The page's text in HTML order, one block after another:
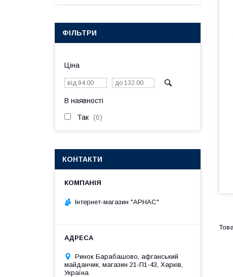
ФІЛЬТРИ
Ціна
В наявності
Так 6
КОНТАКТИ
Інтернет-магазин "АРНАС"
Ринок Барабашово, афганський
майданчик, магазин 21-П1-43, Харків,
Україна